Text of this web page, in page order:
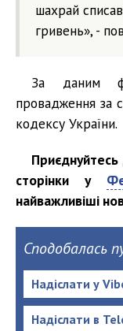
шахрай
гривень», -
За даним
провадження за
кодексу України.
сторінки у
найважливіші
Сподобалась
Надіслати у
Надіслати в